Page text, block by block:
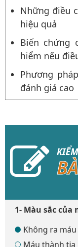
Những điều
hiệu quả
Biến chứng
hiểm nếu
Phương
đánh giá cao
1- Màu sắc
Không ra máu
Máu thành tia